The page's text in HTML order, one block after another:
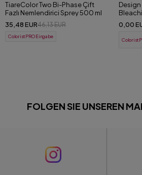
Design Look Sachet Violet
Bleaching Powder 9 Tones Pleks
Saç Açıcı Toz 500 GR
0,00 EUR
ColoristPRO Eingabe
Desing
Açıcı
0,00
FOLGEN SIE UNSEREN